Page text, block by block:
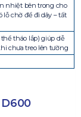
nhiệt bên trong cho
lỗ chờ để đi dây – tất
tháo lắp) giúp dễ
chưa treo lên tường